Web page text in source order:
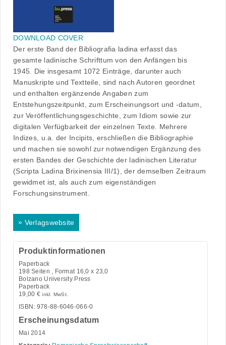
DOWNLOAD COVER
Der erste Band der Bibliografia ladina erfasst das
gesamte ladinische Schrifttum von den Anfängen bis
1945. Die insgesamt 1072 Einträge, darunter auch
Manuskripte und Textteile, sind nach Autoren geordnet
und enthalten ergänzende Angaben zum
Entstehungszeitpunkt, zum Erscheinungsort und -datum,
zur Veröffentlichungsgeschichte, zum Idiom sowie zur
digitalen Verfügbarkeit der einzelnen Texte. Mehrere
Indizes, u.a. der Incipits, erschließen die Bibliographie
und machen sie sowohl zur notwendigen Ergänzung des
ersten Bandes der Geschichte der ladinischen Literatur
(Scripta Ladina Brixinensia III/1), der demselben Zeitraum
gewidmet ist, als auch zum eigenständigen
Forschungsinstrument.
» Verlagswebsite
Produktinformationen
Paperback
198 Seiten , Format 16,0 x 23,0
Bolzano University Press
Paperback
19,00 € inkl. MwSt.
ISBN: 978-88-6046-066-0
Erscheinungsdatum
Mai 2014